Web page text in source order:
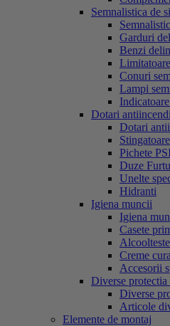
Semnalistica de
Garduri
Benzi
Conuri
Lampi
Dotari
Dotari
Stingatoare
Pichete
Duze
Unelte
Hidranti
Igiena muncii
Igiena
Casete
Creme
Accesorii
Diverse
Diverse
Articole
Elemente de montaj